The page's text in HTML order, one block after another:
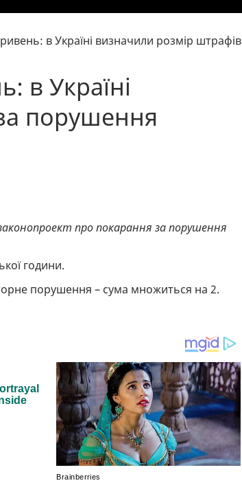
в Україні визначили розмір штрафів
в Україні
порушення
про покарання за порушення
години.
порушення – сума множиться на 2.